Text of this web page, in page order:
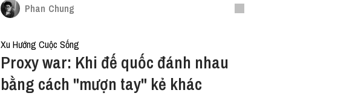
Phan Chung
Xu Hướng Cuộc Sống
Proxy war: Khi đế quốc đánh nhau
bằng cách "mượn tay" kẻ khác